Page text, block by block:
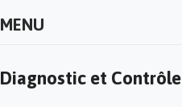
MENU
Diagnostic et Contrôle